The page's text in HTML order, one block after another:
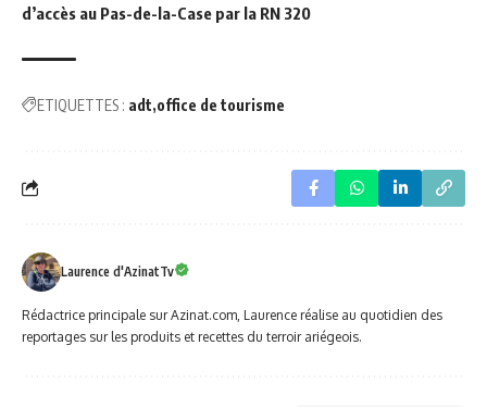
d’accès au Pas-de-la-Case par la RN 320
ETIQUETTES : adt office de tourisme
Laurence d'AzinatTv
Rédactrice principale sur Azinat.com, Laurence réalise au quotidien des
reportages sur les produits et recettes du terroir ariégeois.